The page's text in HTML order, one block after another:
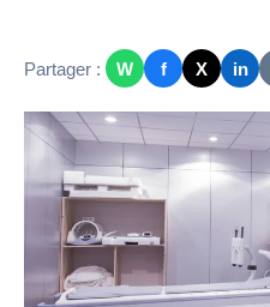
Partager : W f X in